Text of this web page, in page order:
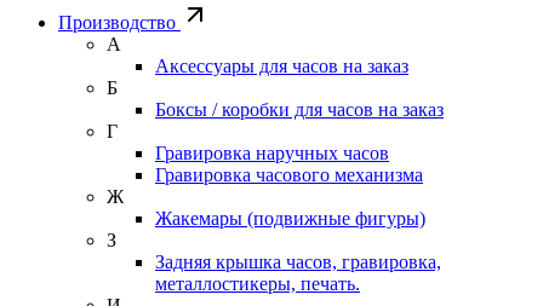
Производство
А
Аксессуары для часов на заказ
Б
Боксы / коробки для часов на заказ
Г
Гравировка наручных часов
Гравировка часового механизма
Ж
Жакемары (подвижные фигуры)
З
Задняя крышка часов, гравировка,
металлостикеры, печать.